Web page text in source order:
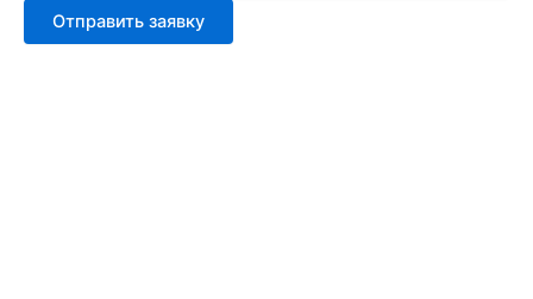
Отправить заявку